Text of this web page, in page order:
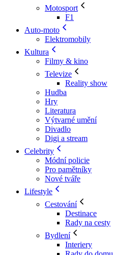
Motosport
F1
Auto-moto
Elektromobily
Kultura
Filmy & kino
Televize
Reality show
Hudba
Hry
Literatura
Výtvarné umění
Divadlo
Digi a stream
Celebrity
Módní policie
Pro pamětníky
Nové tváře
Lifestyle
Cestování
Destinace
Rady na cesty
Bydlení
Interiery